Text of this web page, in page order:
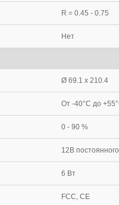
R = 0.45 - 0.75
Нет
Ø 69.1 х 210.4
От -40°С до
0 - 90 %
12В
6 Вт
FCC, CE